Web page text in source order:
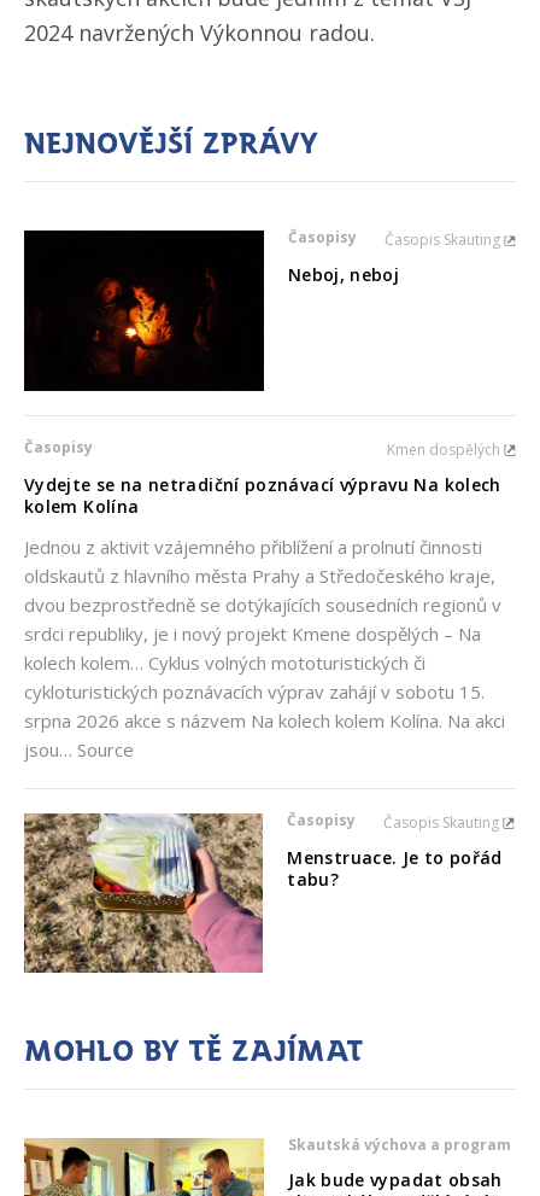
2024 navržených Výkonnou radou.
Nejnovější zprávy
Časopisy Časopis Skauting
Neboj, neboj
Časopisy Kmen dospělých
Vydejte se na netradiční poznávací výpravu Na kolech
kolem Kolína
Jednou z aktivit vzájemného přiblížení a prolnutí činnosti
oldskautů z hlavního města Prahy a Středočeského kraje,
dvou bezprostředně se dotýkajících sousedních regionů v
srdci republiky, je i nový projekt Kmene dospělých – Na
kolech kolem… Cyklus volných mototuristických či
cykloturistických poznávacích výprav zahájí v sobotu 15.
srpna 2026 akce s názvem Na kolech kolem Kolína. Na akci
jsou… Source
Časopisy Časopis Skauting
Menstruace. Je to pořád
tabu?
Mohlo by tě zajímat
Skautská výchova a program
Jak bude vypadat obsah